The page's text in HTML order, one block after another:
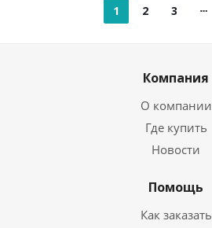
1 2 3
Компания
О компании
Где купить
Новости
Помощь
Как заказать